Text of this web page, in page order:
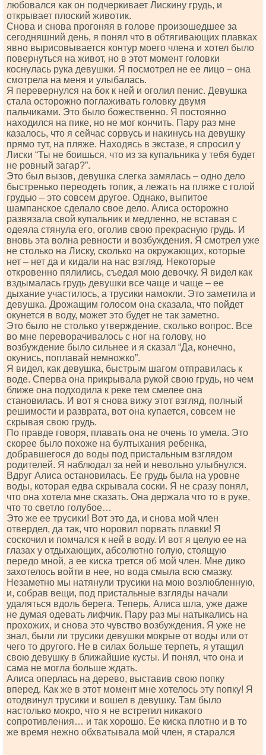
любовался как он подчеркивает Лискину грудь, и
открывает плоский животик.
Снова и снова прогоняя в голове произошедшее за
сегодняшний день, я понял что в обтягивающих плавках
явно вырисовывается контур моего члена и хотел было
повернуться на живот, но в этот момент головки
коснулась рука девушки. Я посмотрел не ее лицо – она
смотрела на меня и улыбалась.
Я перевернулся на бок к ней и оголил пенис. Девушка
стала осторожно поглаживать головку двумя
пальчиками. Это было божественно. Я постоянно
находился на пике, но не мог кончить. Пару раз мне
казалось, что я сейчас сорвусь и накинусь на девушку
прямо тут, на пляже. Находясь в экстазе, я спросил у
Лиски “Ты не боишься, что из за купальника у тебя будет
не ровный загар?”.
Это был вызов, девушка слегка замялась – одно дело
быстренько переодеть топик, а лежать на пляже с голой
грудью – это совсем другое. Однако, выпитое
шампанское сделало свое дело. Алиса осторожно
развязала свой купальник и медленно, не вставая с
одеяла стянула его, оголив свою прекрасную грудь. И
вновь эта волна ревности и возбуждения. Я смотрел уже
не столько на Лиску, сколько на окружающих, которые
нет – нет да и кидали на нас взгляд. Некоторые
откровенно пялились, съедая мою девочку. Я видел как
вздымалась грудь девушки все чаще и чаще – ее
дыхание участилось, а трусики намокли. Это заметила и
девушка. Дрожащим голосом она сказала, что пойдет
окунется в воду, может это будет не так заметно.
Это было не столько утверждение, сколько вопрос. Все
во мне переворачивалось с ног на голову, но
возбуждение было сильнее и я сказал “Да, конечно,
окунись, поплавай немножко”.
Я видел, как девушка, быстрым шагом отправилась к
воде. Сперва она прикрывала рукой свою грудь, но чем
ближе она подходила к реке тем смелее она
становилась. И вот я снова вижу этот взгляд, полный
решимости и разврата, вот она купается, совсем не
скрывая свою грудь.
По правде говоря, плавать она не очень то умела. Это
скорее было похоже на бултыхания ребенка,
добравшегося до воды под пристальным взглядом
родителей. Я наблюдал за ней и невольно улыбнулся.
Вдруг Алиса остановилась. Ее грудь была на уровне
воды, которая едва скрывала соски. Я не сразу понял,
что она хотела мне сказать. Она держала что то в руке,
что то светло голубое…
Это же ее трусики! Вот это да, и снова мой член
отвердел, да так, что норовил порвать плавки! Я
соскочил и помчался к ней в воду. И вот я целую ее на
глазах у отдыхающих, абсолютно голую, стоящую
передо мной, а ее киска трется об мой член. Мне дико
захотелось войти в нее, но вода смыла всю смазку.
Незаметно мы натянули трусики на мою возлюбленную,
и, собрав вещи, под пристальные взгляды начали
удаляться вдоль берега. Теперь, Алиса шла, уже даже
не думая одевать лифчик. Пару раз мы натыкались на
прохожих, и снова это чувство возбуждения. Я уже не
знал, были ли трусики девушки мокрые от воды или от
чего то другого. Не в силах больше терпеть, я утащил
свою девушку в ближайшие кусты. И понял, что она и
сама не могла больше ждать.
Алиса оперлась на дерево, выставив свою попку
вперед. Как же в этот момент мне хотелось эту попку! Я
отодвинул трусики и вошел в девушку. Там было
настолько мокро, что я не встретил никакого
сопротивления… и так хорошо. Ее киска плотно и в то
же время нежно обхватывала мой член, я старался